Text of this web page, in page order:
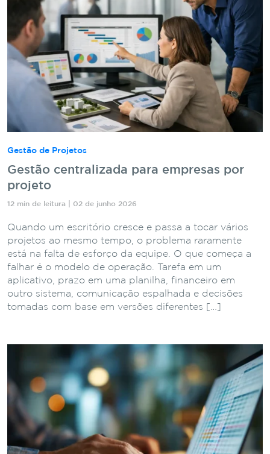
Gestão de Projetos
Gestão centralizada para empresas por
projeto
12 min de leitura | 02 de junho 2026
Quando um escritório cresce e passa a tocar vários
projetos ao mesmo tempo, o problema raramente
está na falta de esforço da equipe. O que começa a
falhar é o modelo de operação. Tarefa em um
aplicativo, prazo em uma planilha, financeiro em
outro sistema, comunicação espalhada e decisões
tomadas com base em versões diferentes […]